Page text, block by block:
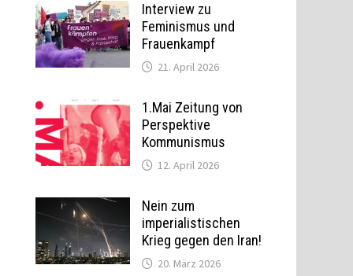
Interview zu
Feminismus und
Frauenkampf
21. April 2026
1.Mai Zeitung von
Perspektive
Kommunismus
12. April 2026
Nein zum
imperialistischen
Krieg gegen den Iran!
20. März 2026